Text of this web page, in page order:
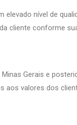
elevado nível de
cliente conforme
Gerais e
aos valores dos